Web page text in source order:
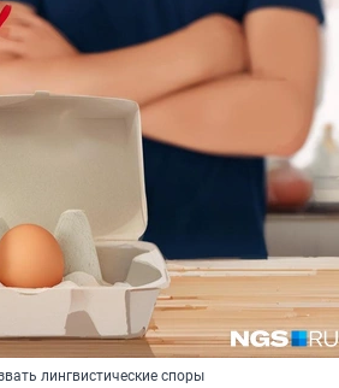
лингвистические споры